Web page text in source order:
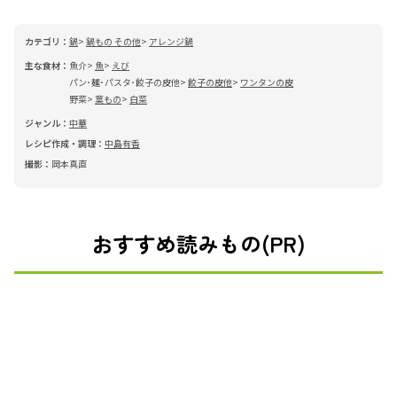
カテゴリ： 鍋 鍋もの その他
アレンジ鍋
主な食材： 魚介 魚
えび
パン･麺･パスタ･餃子の皮他 餃子の皮他
ワンタンの皮
野菜 葉もの
白菜
ジャンル： 中華
レシピ作成・調理： 中島有香
撮影： 岡本真直
おすすめ読みもの(PR)